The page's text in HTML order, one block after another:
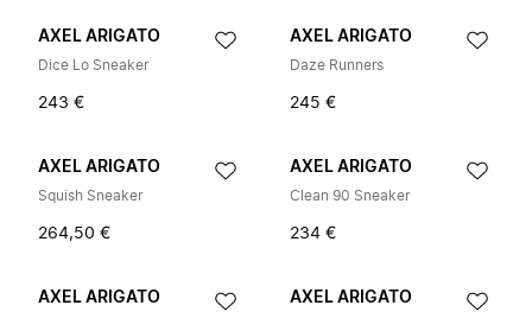
AXEL ARIGATO
Dice Lo Sneaker
243 €
AXEL ARIGATO
Daze Runners
245 €
AXEL ARIGATO
Squish Sneaker
264,50 €
AXEL ARIGATO
Clean 90 Sneaker
234 €
AXEL ARIGATO AXEL ARIGATO